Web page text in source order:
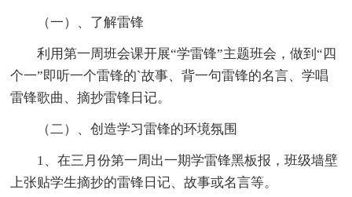
（一）、了解雷锋
利用第一周班会课开展“学雷锋”主题班会，做到“四
个一”即听一个雷锋的`故事、背一句雷锋的名言、学唱
雷锋歌曲、摘抄雷锋日记。
（二）、创造学习雷锋的环境氛围
1、在三月份第一周出一期学雷锋黑板报，班级墙壁
上张贴学生摘抄的雷锋日记、故事或名言等。